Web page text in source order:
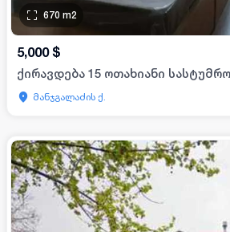
670 m2
5,000 $
ქირავდება 15 ოთახიანი
მანჯგალაძის ქ.